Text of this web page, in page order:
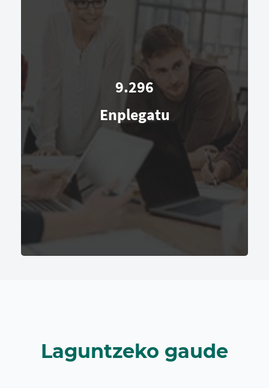
9.296
Enplegatu
Laguntzeko gaude